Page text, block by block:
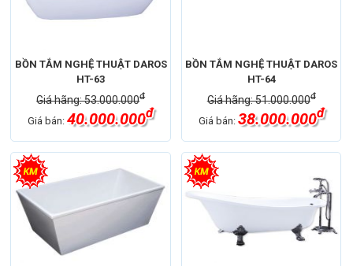
BỒN TẮM NGHỆ THUẬT DAROS
HT-63
Giá hãng: 53.000.000đ
Giá bán:40.000.000đ
BỒN TẮM NGHỆ THUẬT DAROS
HT-64
Giá hãng: 51.000.000đ
Giá bán: 38.000.000đ